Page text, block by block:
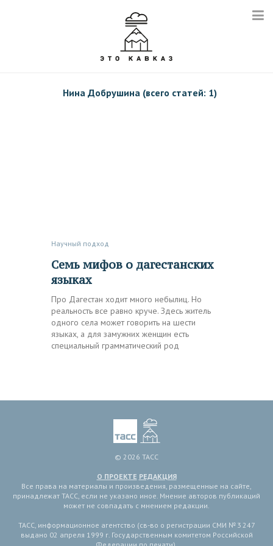
Нина Добрушина (всего статей: 1)
Научный подход
Семь мифов о дагестанских
языках
Про Дагестан ходит много небылиц. Но
реальность все равно круче. Здесь житель
одного села может говорить на шести
языках, а для замужних женщин есть
специальный грамматический род
© 2026 ТАСС
О ПРОЕКТЕ РЕДАКЦИЯ
Все права на материалы и произведения, размещенные на сайте,
принадлежат ТАСС, если не указано иное. Мнение авторов публикаций
может не совпадать с мнением редакции.
ТАСС, информационное агентство (св-во о регистрации СМИ № 3 247
выдано 02 апреля 1999 г. Государственным комитетом Российской